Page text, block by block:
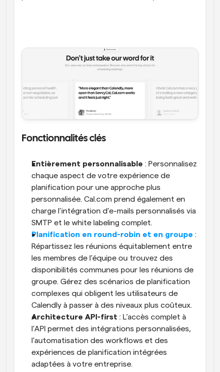
Fonctionnalités clés
Entièrement personnalisable : Personnalisez
chaque aspect de votre expérience de
planification pour une approche plus
personnalisée. Cal.com prend également en
charge l’intégration d’e-mails personnalisés via
SMTP et le white labeling complet.
Planification en round-robin et en groupe :
Répartissez les réunions équitablement entre
les membres de l’équipe ou trouvez des
disponibilités communes pour les réunions de
groupe. Gérez des scénarios de planification
complexes qui obligent les utilisateurs de
Calendly à passer à des niveaux plus coûteux.
Architecture API-first : L’accès complet à
l’API permet des intégrations personnalisées,
l’automatisation des workflows et des
expériences de planification intégrées
adaptées à votre entreprise.